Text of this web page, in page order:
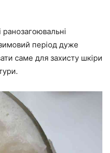
ранозагоювальні
період дуже
саме для захисту шкіри